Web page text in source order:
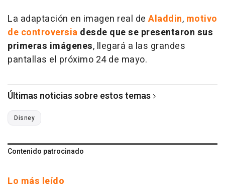
La adaptación en imagen real de Aladdin, motivo
de controversia desde que se presentaron sus
primeras imágenes, llegará a las grandes
pantallas el próximo 24 de mayo.
Últimas noticias sobre estos temas
Disney
Contenido patrocinado
Lo más leído